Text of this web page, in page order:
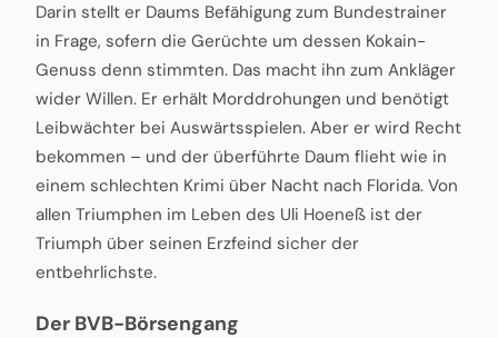
Darin stellt er Daums Befähigung zum Bundestrainer
in Frage, sofern die Gerüchte um dessen Kokain-
Genuss denn stimmten. Das macht ihn zum Ankläger
wider Willen. Er erhält Morddrohungen und benötigt
Leibwächter bei Auswärtsspielen. Aber er wird Recht
bekommen – und der überführte Daum flieht wie in
einem schlechten Krimi über Nacht nach Florida. Von
allen Triumphen im Leben des Uli Hoeneß ist der
Triumph über seinen Erzfeind sicher der
entbehrlichste.
Der BVB-Börsengang